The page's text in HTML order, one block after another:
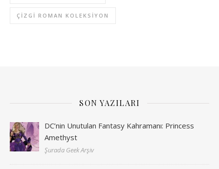
ÇIZGI ROMAN KOLEKSIYON
SON YAZILARI
DC’nin Unutulan Fantasy Kahramanı: Princess
Amethyst
Şurada Geek Arşiv